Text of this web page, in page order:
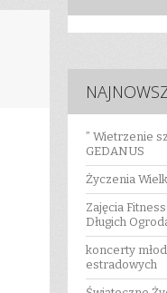
” Wietrzenie
GEDANUS
Życzenia
Zajęcia
Długich
koncerty
estradowych